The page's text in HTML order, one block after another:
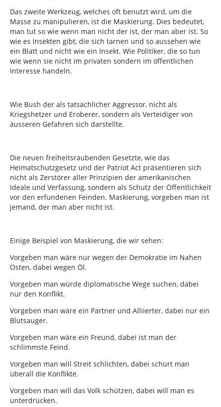
Das zweite Werkzeug, welches oft benutzt wird, um die
Masse zu manipulieren, ist die Maskierung. Dies bedeutet,
man tut so wie wenn man nicht der ist, der man aber ist. So
wie es Insekten gibt, die sich tarnen und so aussehen wie
ein Blatt und nicht wie ein Insekt. Wie Politiker, die so tun
wie wenn sie nicht im privaten sondern im öffentlichen
Interesse handeln.
Wie Bush der als tatsächlicher Aggressor, nicht als
Kriegshetzer und Eroberer, sondern als Verteidiger von
äusseren Gefahren sich darstellte.
Die neuen freiheitsraubenden Gesetzte, wie das
Heimatschutzgesetz und der Patriot Act präsentieren sich
nicht als Zerstörer aller Prinzipien der amerikanischen
Ideale und Verfassung, sondern als Schutz der Öffentlichkeit
vor den erfundenen Feinden. Maskierung, vorgeben man ist
jemand, der man aber nicht ist.
Einige Beispiel von Maskierung, die wir sehen:
Vorgeben man wäre nur wegen der Demokratie im Nahen
Osten, dabei wegen Öl.
Vorgeben man würde diplomatische Wege suchen, dabei
nur den Konflikt.
Vorgeben man wäre ein Partner und Alliierter, dabei nur ein
Blutsauger.
Vorgeben man wäre ein Freund, dabei ist man der
schlimmste Feind.
Vorgeben man will Streit schlichten, dabei schürt man
überall die Konflikte.
Vorgeben man will das Volk schützen, dabei will man es
unterdrücken.